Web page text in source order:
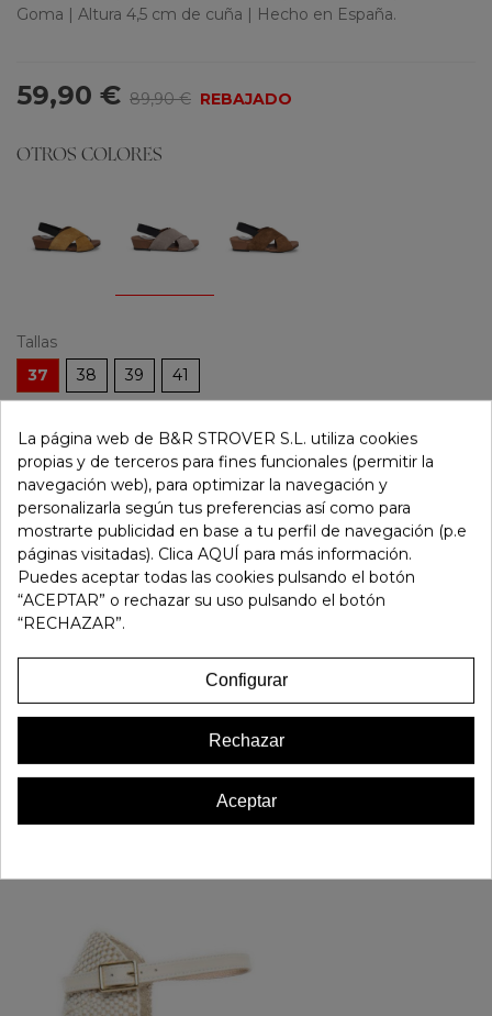
Goma | Altura 4,5 cm de cuña | Hecho en España.
59,90 € 89,90 € REBAJADO
OTROS COLORES
Tallas
37
38 39 41
-
Añadir Al Carrito
Referencia: 199753
Marca: Bueno
Favorito 0
16 OTROS PRODUCTOS EN LA MISMA CATEGORÍA:
La página web de B&R STROVER S.L. utiliza cookies
propias y de terceros para fines funcionales (permitir la
navegación web), para optimizar la navegación y
personalizarla según tus preferencias así como para
mostrarte publicidad en base a tu perfil de navegación (p.e
páginas visitadas). Clica AQUÍ para más información.
Puedes aceptar todas las cookies pulsando el botón
“ACEPTAR” o rechazar su uso pulsando el botón
“RECHAZAR”.
Configurar
Rechazar
Aceptar